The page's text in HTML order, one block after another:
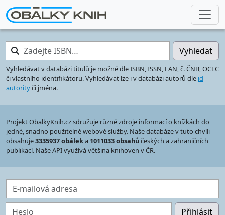
Zadejte ISBN… Vyhledat
Vyhledávat v databázi titulů je možné dle ISBN, ISSN, EAN, č. ČNB, OCLC
či vlastního identifikátoru. Vyhledávat lze i v databázi autorů dle id
autorityči jména.
Projekt ObalkyKnih.cz sdružuje různé zdroje informací o knížkách do
jedné, snadno použitelné webové služby. Naše databáze v tuto chvíli
obsahuje3335937 obáleka 1011033 obsahůčeských a zahraničních
publikací. Naše API využívá většina knihoven v ČR.
E-mailová adresa
Heslo Přihlásit